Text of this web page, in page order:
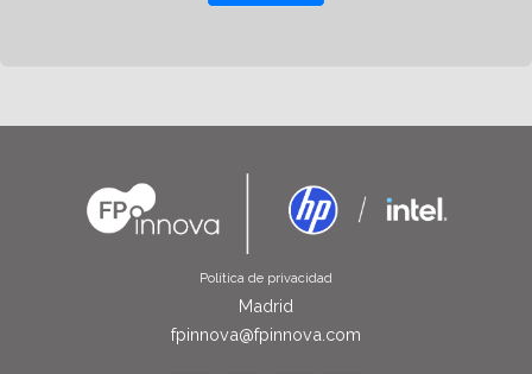
Política de privacidad
Madrid
fpinnova@fpinnova.com